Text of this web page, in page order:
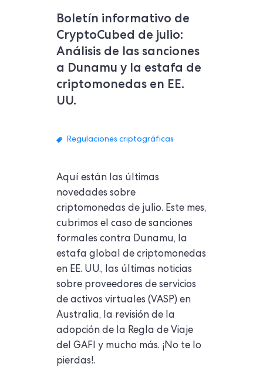
Boletín informativo de
CryptoCubed de julio:
Análisis de las sanciones
a Dunamu y la estafa de
criptomonedas en EE.
UU.
Regulaciones criptográficas
Aquí están las últimas
novedades sobre
criptomonedas de julio. Este mes,
cubrimos el caso de sanciones
formales contra Dunamu, la
estafa global de criptomonedas
en EE. UU., las últimas noticias
sobre proveedores de servicios
de activos virtuales (VASP) en
Australia, la revisión de la
adopción de la Regla de Viaje
del GAFI y mucho más. ¡No te lo
pierdas!.